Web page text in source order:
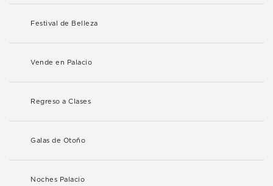
Festival de Belleza
Vende en Palacio
Regreso a Clases
Galas de Otoño
Noches Palacio